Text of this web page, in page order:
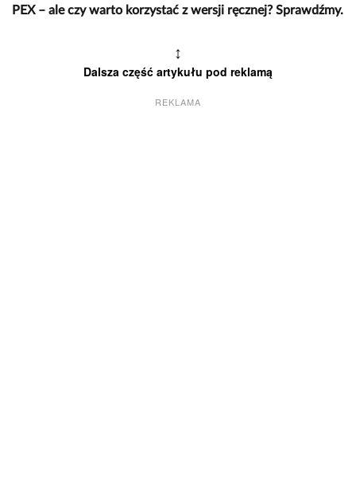
PEX – ale czy warto korzystać z wersji ręcznej? Sprawdźmy.
↕
Dalsza część artykułu pod reklamą
REKLAMA